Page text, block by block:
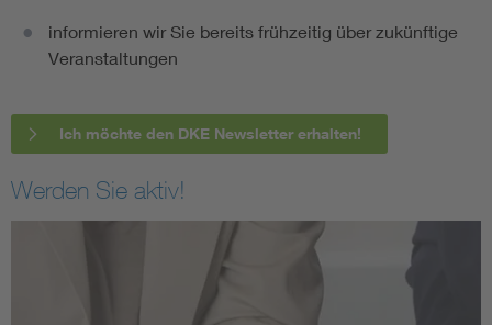
informieren wir Sie bereits frühzeitig über zukünftige
Veranstaltungen
Ich möchte den DKE Newsletter erhalten!
Werden Sie aktiv!